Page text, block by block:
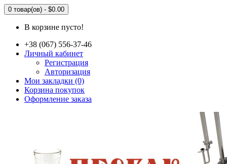
0 товар(ов) - $0.00
В корзине пусто!
+38 (067) 556-37-46
Личный кабинет
Регистрация
Авторизация
Мои закладки (0)
Корзина покупок
Оформление заказа